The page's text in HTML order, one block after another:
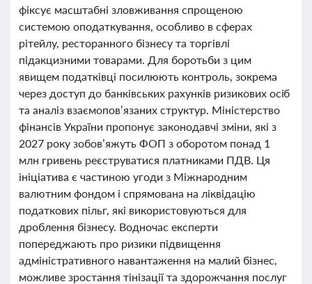
фіксує масштабні зловживання спрощеною
системою оподаткування, особливо в сферах
рітейлу, ресторанного бізнесу та торгівлі
підакцизними товарами. Для боротьби з цим
явищем податківці посилюють контроль, зокрема
через доступ до банківських рахунків ризикових осіб
та аналіз взаємопов’язаних структур. Міністерство
фінансів України пропонує законодавчі зміни, які з
2027 року зобов’яжуть ФОП з оборотом понад 1
млн гривень реєструватися платниками ПДВ. Ця
ініціатива є частиною угоди з Міжнародним
валютним фондом і спрямована на ліквідацію
податкових пільг, які використовуються для
дроблення бізнесу. Водночас експерти
попереджають про ризики підвищення
адміністративного навантаження на малий бізнес,
можливе зростання тінізації та здорожчання послуг